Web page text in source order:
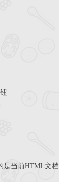
是当前HTML文档